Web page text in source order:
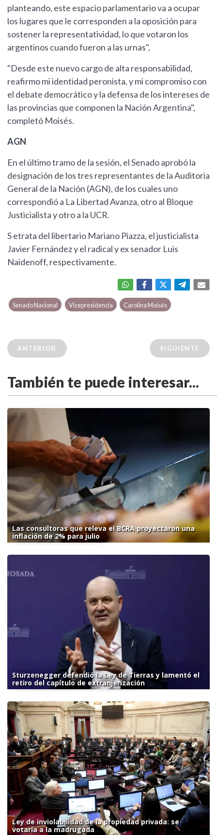
planteando, este espacio parlamentario va a ocupar
los lugares que le corresponden a la oposición para
sostener la representatividad, lo que votaron los
argentinos cuando fueron a las urnas",
"Desde este nuevo cargo de alta responsabilidad,
reafirmo mi identidad peronista, y mi compromiso con
el debate democrático y la defensa de los intereses de
las provincias que componen la Nación Argentina",
completó Moisés.
AGN
En el último tramo de la sesión, el Senado aprobó la
designación de los tres representantes de la Auditoria
General de la Nación (AGN), de los cuales uno
correspondió a La Libertad Avanza, otro al Bloque
Justicialista y otro a la UCR.
S etrata del libertario Mariano Piazza, el justicialista
Javier Fernández y el radical y ex senador Luis
Naidenoff, respectivamente.
Senado Nacional Vicepresidencia Carolina Moisés
ANTERIOR SIGUIENTE
También te puede interesar...
Las consultoras que releva el BCRA proyectaron una
inflación de 2% para julio
Sturzenegger defendió la Ley de Tierras y lamentó el
retiro del capítulo de extranjerización
Ley de inviolabilidad de la propiedad privada: se
votaría a la madrugada